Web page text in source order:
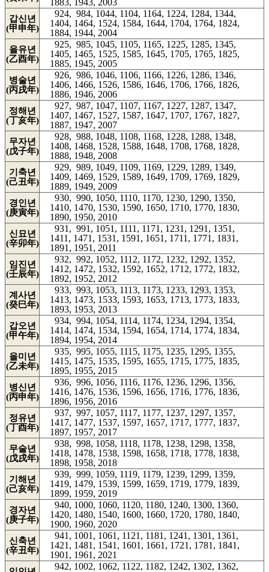
갑신년
(甲申年)
924, 984, 1044, 1104, 1164, 1224, 1284, 1344,
1404, 1464, 1524, 1584, 1644, 1704, 1764, 1824,
1884, 1944, 2004
을유년
(乙酉年)
925, 985, 1045, 1105, 1165, 1225, 1285, 1345,
1405, 1465, 1525, 1585, 1645, 1705, 1765, 1825,
1885, 1945, 2005
병술년
(丙戌年)
926, 986, 1046, 1106, 1166, 1226, 1286, 1346,
1406, 1466, 1526, 1586, 1646, 1706, 1766, 1826,
1886, 1946, 2006
정해년
(丁亥年)
927, 987, 1047, 1107, 1167, 1227, 1287, 1347,
1407, 1467, 1527, 1587, 1647, 1707, 1767, 1827,
1887, 1947, 2007
무자년
(戊子年)
928, 988, 1048, 1108, 1168, 1228, 1288, 1348,
1408, 1468, 1528, 1588, 1648, 1708, 1768, 1828,
1888, 1948, 2008
기축년
(己丑年)
929, 989, 1049, 1109, 1169, 1229, 1289, 1349,
1409, 1469, 1529, 1589, 1649, 1709, 1769, 1829,
1889, 1949, 2009
경인년
(庚寅年)
930, 990, 1050, 1110, 1170, 1230, 1290, 1350,
1410, 1470, 1530, 1590, 1650, 1710, 1770, 1830,
1890, 1950, 2010
신묘년
(辛卯年)
931, 991, 1051, 1111, 1171, 1231, 1291, 1351,
1411, 1471, 1531, 1591, 1651, 1711, 1771, 1831,
1891, 1951, 2011
임진년
(壬辰年)
932, 992, 1052, 1112, 1172, 1232, 1292, 1352,
1412, 1472, 1532, 1592, 1652, 1712, 1772, 1832,
1892, 1952, 2012
계사년
(癸巳年)
933, 993, 1053, 1113, 1173, 1233, 1293, 1353,
1413, 1473, 1533, 1593, 1653, 1713, 1773, 1833,
1893, 1953, 2013
갑오년
(甲午年)
934, 994, 1054, 1114, 1174, 1234, 1294, 1354,
1414, 1474, 1534, 1594, 1654, 1714, 1774, 1834,
1894, 1954, 2014
을미년
(乙未年)
935, 995, 1055, 1115, 1175, 1235, 1295, 1355,
1415, 1475, 1535, 1595, 1655, 1715, 1775, 1835,
1895, 1955, 2015
병신년
(丙申年)
936, 996, 1056, 1116, 1176, 1236, 1296, 1356,
1416, 1476, 1536, 1596, 1656, 1716, 1776, 1836,
1896, 1956, 2016
정유년
(丁酉年)
937, 997, 1057, 1117, 1177, 1237, 1297, 1357,
1417, 1477, 1537, 1597, 1657, 1717, 1777, 1837,
1897, 1957, 2017
무술년
(戊戌年)
938, 998, 1058, 1118, 1178, 1238, 1298, 1358,
1418, 1478, 1538, 1598, 1658, 1718, 1778, 1838,
1898, 1958, 2018
기해년
(己亥年)
939, 999, 1059, 1119, 1179, 1239, 1299, 1359,
1419, 1479, 1539, 1599, 1659, 1719, 1779, 1839,
1899, 1959, 2019
경자년
(庚子年)
940, 1000, 1060, 1120, 1180, 1240, 1300, 1360,
1420, 1480, 1540, 1600, 1660, 1720, 1780, 1840,
1900, 1960, 2020
신축년
(辛丑年)
941, 1001, 1061, 1121, 1181, 1241, 1301, 1361,
1421, 1481, 1541, 1601, 1661, 1721, 1781, 1841,
1901, 1961, 2021
942, 1002, 1062, 1122, 1182, 1242, 1302, 1362,